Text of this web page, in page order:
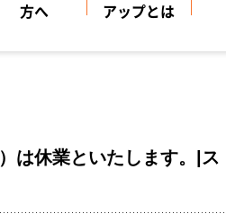
方へ
アップとは
は休業といたします。|